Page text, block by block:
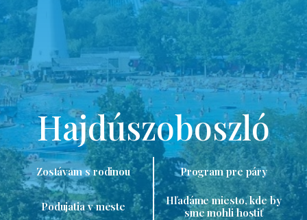
Hajdúszoboszló
Zostávam s rodinou Program pre páry
Podujatia v meste
Hľadáme miesto, kde by
sme mohli hostiť